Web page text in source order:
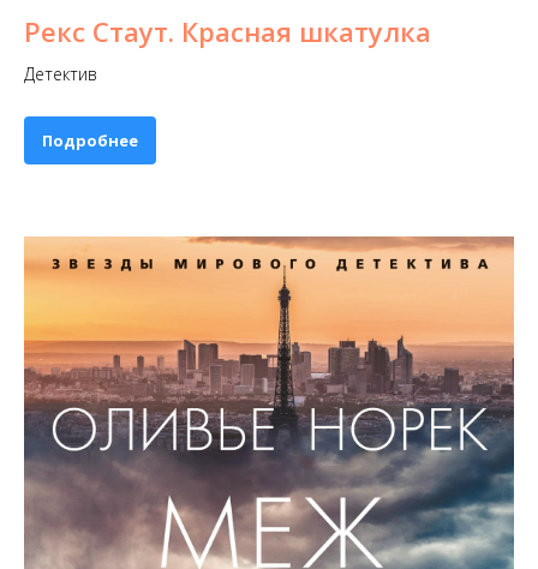
Рекс Стаут. Красная шкатулка
Детектив
Подробнее